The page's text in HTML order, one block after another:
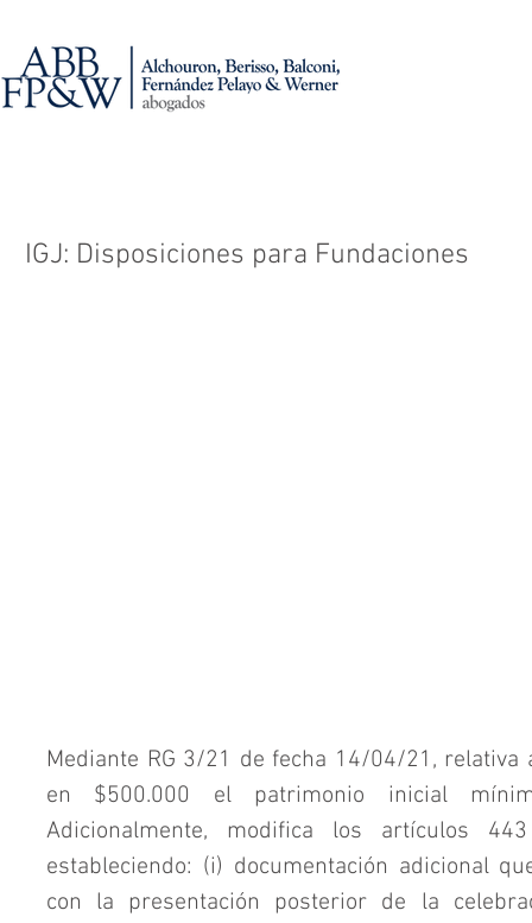
IGJ: Disposiciones para Fundaciones
Mediante RG 3/21 de fecha 14/04/21, relativa
en $500.000 el patrimonio inicial
Adicionalmente, modifica los artículos
estableciendo: (i) documentación adicional
con la presentación posterior de la